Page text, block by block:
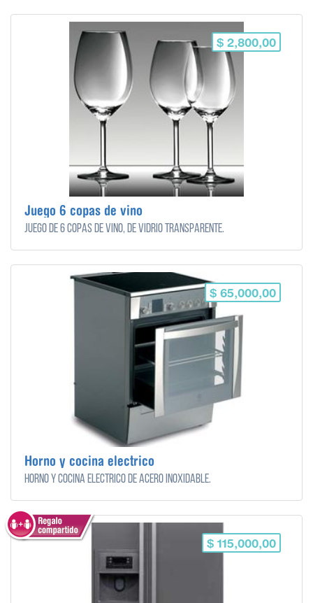
$ 2,800,00
Juego 6 copas de vino
Juego de 6 copas de vino, de vidrio transparente.
$ 65,000,00
Horno y cocina electrico
Horno y cocina eléctrico de acero inoxidable.
$ 115,000,00